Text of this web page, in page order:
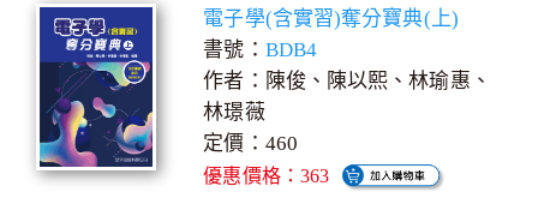
電子學(含實習)奪分寶典(上)
書號： BDB4
作者：陳俊、陳以熙、林瑜惠、
林璟薇
定價：460
優惠價格：363